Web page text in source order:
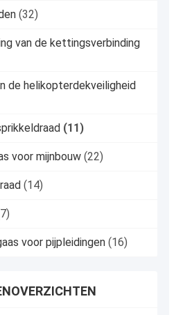
(32)
van de kettingsverbinding
de helikopterdekveiligheid
(11)
voor mijnbouw (22)
(14)
voor pijpleidingen (16)